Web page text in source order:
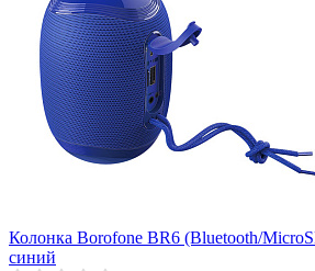
Колонка Borofone BR6 (Bluetooth/
синий